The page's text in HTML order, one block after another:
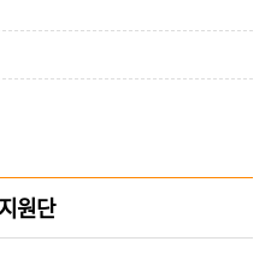
원단